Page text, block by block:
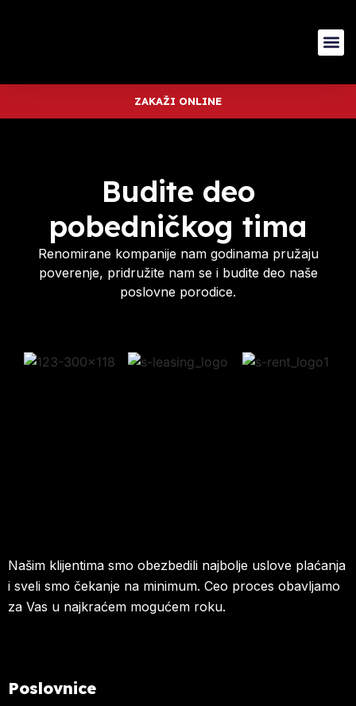
ZAKAŽI ONLINE
Budite deo
pobedničkog tima
Renomirane kompanije nam godinama pružaju
poverenje, pridružite nam se i budite deo naše
poslovne porodice.
Našim klijentima smo obezbedili najbolje uslove plaćanja
i sveli smo čekanje na minimum. Ceo proces obavljamo
za Vas u najkraćem mogućem roku.
Poslovnice